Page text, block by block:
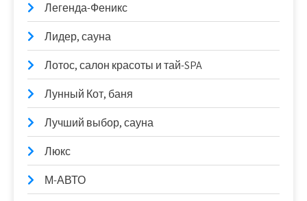
Легенда-Феникс
Лидер, сауна
Лотос, салон красоты и тай-SPA
Лунный Кот, баня
Лучший выбор, сауна
Люкс
М-АВТО